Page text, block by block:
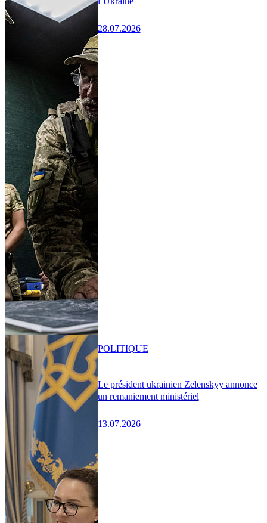
28.07.2026
Le président ukrainien Zelenskyy annonce
un remaniement ministériel
13.07.2026
POLITIQUE